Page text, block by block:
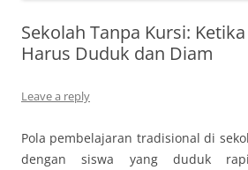
Sekolah Tanpa Kursi:
Harus Duduk dan Diam
Leave a reply
Pola pembelajaran tradisional di
dengan siswa yang duduk